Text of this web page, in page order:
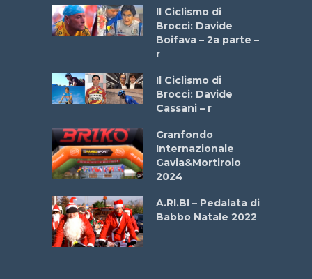
Il Ciclismo di
Brocci: Davide
Boifava – 2a parte –
r
Il Ciclismo di
Brocci: Davide
Cassani – r
Granfondo
Internazionale
Gavia&Mortirolo
2024
A.RI.BI – Pedalata di
Babbo Natale 2022